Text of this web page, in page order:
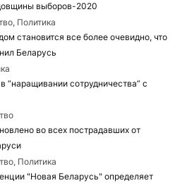
выборов-2020
Политика
становится все более очевидно, что
Беларусь
“наращивании сотрудничества” с
во всех пострадавших от
Политика
"Новая Беларусь" определяет